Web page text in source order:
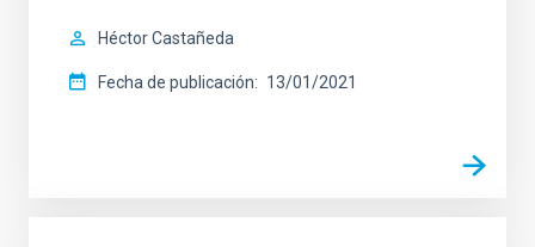
Héctor Castañeda
Fecha de publicación 13/01/2021